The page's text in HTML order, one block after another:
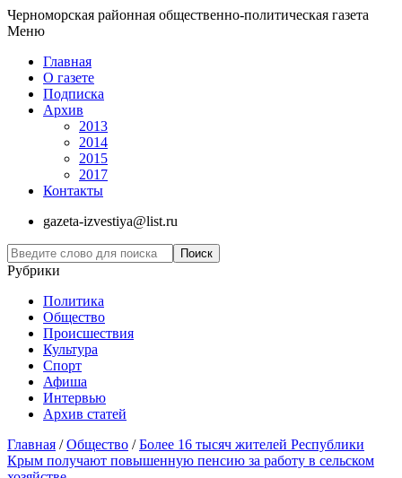
Черноморская районная общественно-политическая газета
Меню
Главная
О газете
Подписка
Архив
2013
2014
2015
2017
Контакты
gazeta-izvestiya@list.ru
Рубрики
Политика
Общество
Проиcшествия
Культура
Спорт
Афиша
Интервью
Архив статей
Главная /Общество /Более 16 тысяч жителей Республики
Крым получают повышенную пенсию за работу в сельском